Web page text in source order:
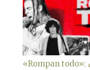
«Rompan todo»: